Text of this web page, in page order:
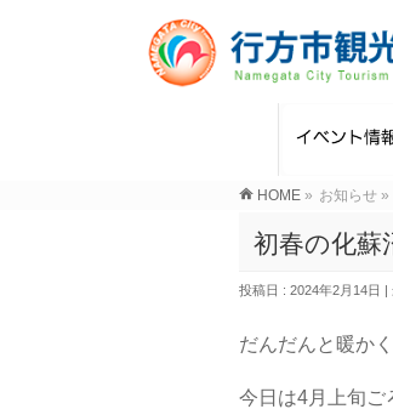
HOME » お知らせ »
初春の化蘇
投稿日 : 2024年2月14日
だんだんと暖か
今日は4月上旬ご